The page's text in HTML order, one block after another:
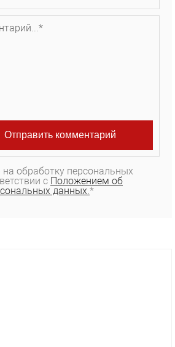
на обработку персональных
с Положением об
данных.*